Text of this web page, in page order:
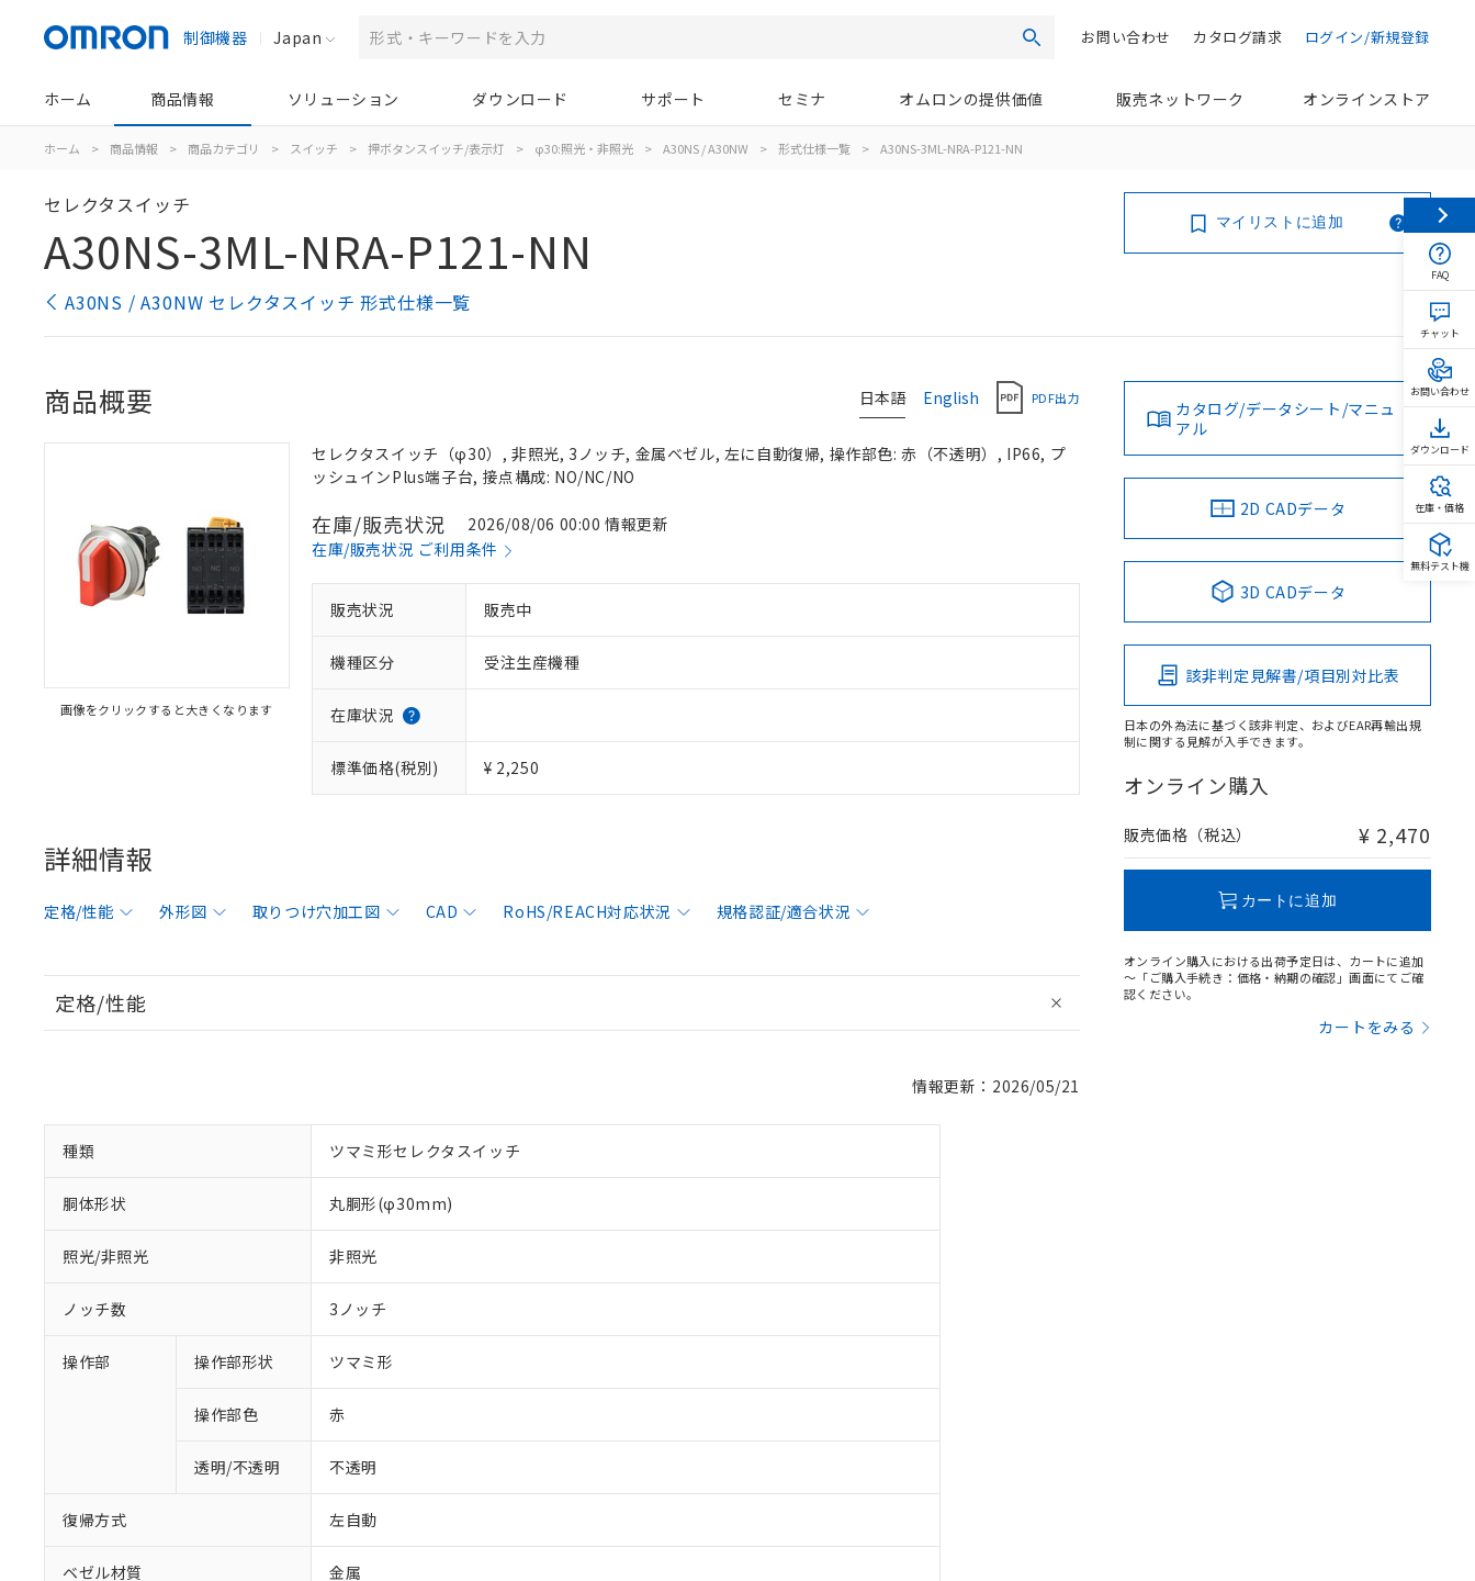
制御機器 Japan 検索 ログイン/新規登録
カタログ請求
お問い合わせ
ホーム 商品情報 ソリューション ダウンロード サポート セミナ オムロンの提供価値 販売ネットワーク オンラインストア
ホーム > 商品情報 > 商品カテゴリ > スイッチ > 押ボタンスイッチ/表示灯 > φ30:照光・非照光 > A30NS / A30NW > 形式仕様一覧 > A30NS-3ML-NRA-P121-NN
セレクタスイッチ
A30NS-3ML-NRA-P121-NN
A30NS / A30NW セレクタスイッチ 形式仕様一覧
マイリストに追加
日本語 English PDF出力
商品概要
画像をクリックすると大きくなります
セレクタスイッチ（φ30）, 非照光, 3ノッチ, 金属ベゼル, 左に自動復帰, 操作部色: 赤（不透明）, IP66, プ
ッシュインPlus端子台, 接点構成: NO/NC/NO
在庫/販売状況
2026/08/06 00:00 情報更新
在庫/販売状況 ご利用条件
販売状況 販売中
機種区分 受注生産機種
在庫状況
標準価格(税別) ¥ 2,250
詳細情報
定格/性能 外形図 取りつけ穴加工図 CAD RoHS/REACH対応状況 規格認証/適合状況
定格/性能
情報更新：2026/05/21
種類 ツマミ形セレクタスイッチ
胴体形状 丸胴形(φ30mm)
照光/非照光 非照光
ノッチ数 3ノッチ
操作部 操作部形状 ツマミ形
操作部色 赤
透明/不透明 不透明
復帰方式 左自動
ベゼル材質 金属
カタログ/データシート/マニュ
アル
2D CADデータ
3D CADデータ
該非判定見解書/項目別対比表
日本の外為法に基づく該非判定、およびEAR再輸出規
制に関する見解が入手できます。
オンライン購入
販売価格（税込） ¥ 2,470
カートに追加
オンライン購入における出荷予定日は、カートに追加
～「ご購入手続き：価格・納期の確認」画面にてご確
認ください。
カートをみる
FAQ
チャット
お問い合わせ
ダウンロード
在庫・価格
無料テスト機